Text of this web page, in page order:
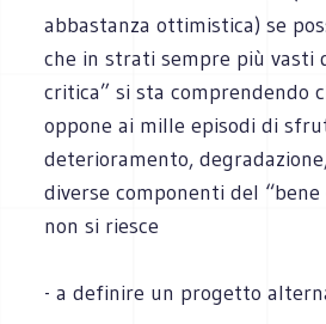
abbastanza ottimistica) se
che in strati sempre più vasti
critica” si sta comprendendo
oppone ai mille episodi di
deterioramento,
diverse componenti del
non si riesce
- a definire un progetto